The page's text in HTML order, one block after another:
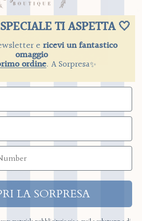
SICURO
SSL
TI ASPETTA 🤍
e ricevi un fantastico
omaggio
ordine. A Sorpresa✨
LA SORPRESA